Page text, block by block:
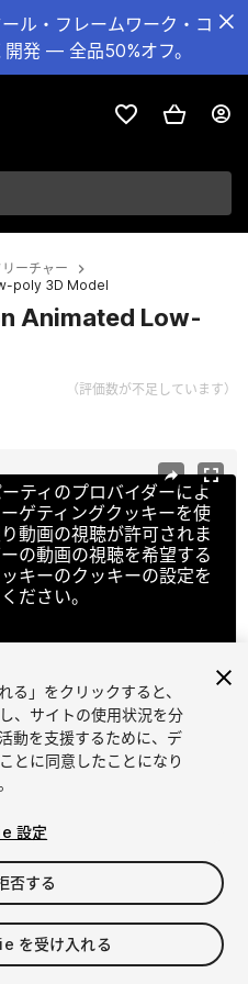
ル・フレームワーク・コ
発 — 全品50%オフ。
リーチャー
poly 3D Model
Animated Low-
（評価数が不足しています）
ティのプロバイダーによ
ゲティングクッキーを使
動画の視聴が許可されま
の動画の視聴を希望する
キーのクッキーの設定を
ださい。
の設定
25
る」をクリックすると、
、サイトの使用状況を分
動を支援するために、デ
とに同意したことになり
設定
否する
を受け入れる